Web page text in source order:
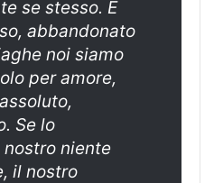
se stesso. È
abbandonato
noi siamo
per amore,
Se lo
niente
il nostro